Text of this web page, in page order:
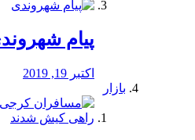
پیام
اکتبر 19, 2019
بازار